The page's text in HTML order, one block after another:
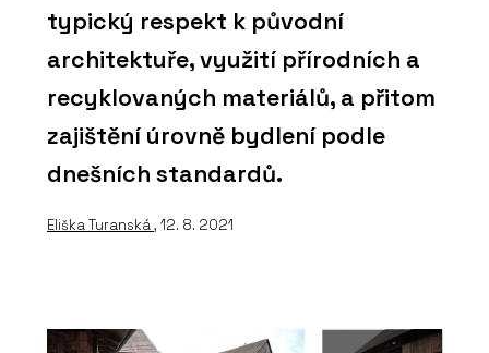
typický respekt k původní
architektuře, využití přírodních a
recyklovaných materiálů, a přitom
zajištění úrovně bydlení podle
dnešních standardů.
Eliška Turanská, 12. 8. 2021